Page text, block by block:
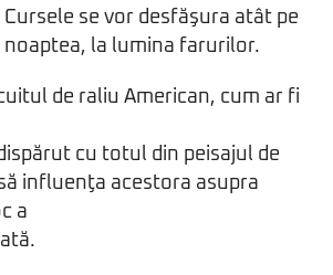
Cursele se vor desfăşura atât pe
noaptea, la lumina farurilor.
de raliu American, cum ar fi
cu totul din peisajul de
influenţa acestora asupra
a